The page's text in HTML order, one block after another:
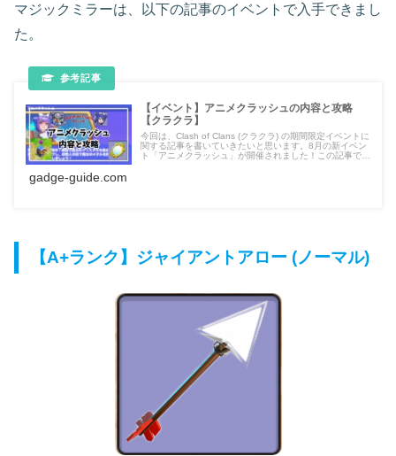
マジックミラーは、以下の記事のイベントで入手できまし
た。
【イベント】アニメクラッシュの内容と攻略
【クラクラ】
今回は、Clash of Clans (クラクラ) の期間限定イベントに
関する記事を書いていきたいと思います。8月の新イベン
ト「アニメクラッシュ」が開催されました！この記事で
gadge-guide.com
【A+ランク】ジャイアントアロー (ノーマル)